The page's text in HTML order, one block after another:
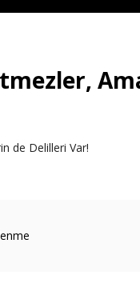
de Delilleri Var!